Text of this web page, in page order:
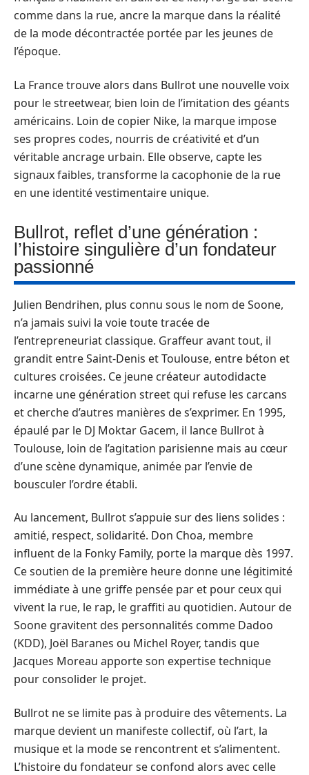
comme dans la rue, ancre la marque dans la réalité
de la mode décontractée portée par les jeunes de
l’époque.
La France trouve alors dans Bullrot une nouvelle voix
pour le streetwear, bien loin de l’imitation des géants
américains. Loin de copier Nike, la marque impose
ses propres codes, nourris de créativité et d’un
véritable ancrage urbain. Elle observe, capte les
signaux faibles, transforme la cacophonie de la rue
en une identité vestimentaire unique.
Bullrot, reflet d’une génération :
l’histoire singulière d’un fondateur
passionné
Julien Bendrihen, plus connu sous le nom de Soone,
n’a jamais suivi la voie toute tracée de
l’entrepreneuriat classique. Graffeur avant tout, il
grandit entre Saint-Denis et Toulouse, entre béton et
cultures croisées. Ce jeune créateur autodidacte
incarne une génération street qui refuse les carcans
et cherche d’autres manières de s’exprimer. En 1995,
épaulé par le DJ Moktar Gacem, il lance Bullrot à
Toulouse, loin de l’agitation parisienne mais au cœur
d’une scène dynamique, animée par l’envie de
bousculer l’ordre établi.
Au lancement, Bullrot s’appuie sur des liens solides :
amitié, respect, solidarité. Don Choa, membre
influent de la Fonky Family, porte la marque dès 1997.
Ce soutien de la première heure donne une légitimité
immédiate à une griffe pensée par et pour ceux qui
vivent la rue, le rap, le graffiti au quotidien. Autour de
Soone gravitent des personnalités comme Dadoo
(KDD), Joël Baranes ou Michel Royer, tandis que
Jacques Moreau apporte son expertise technique
pour consolider le projet.
Bullrot ne se limite pas à produire des vêtements. La
marque devient un manifeste collectif, où l’art, la
musique et la mode se rencontrent et s’alimentent.
L’histoire du fondateur se confond alors avec celle